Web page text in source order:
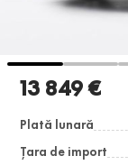
13 849 €
Plată lunară
Țara de import